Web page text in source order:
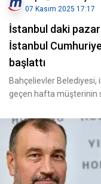
07 Kasım 2025 17:17
İstanbul daki
İstanbul
başlattı
Bahçelievler Belediyesi,
geçen hafta müşterinin